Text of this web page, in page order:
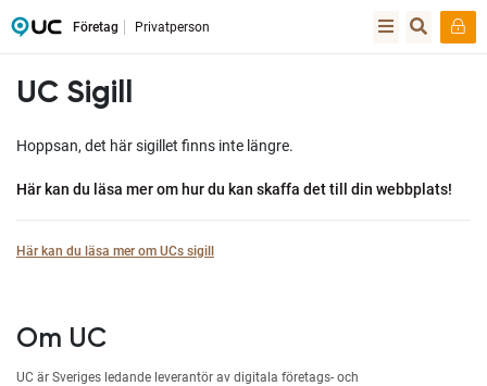
Företag Privatperson
UC Sigill
Hoppsan, det här sigillet finns inte längre.
Här kan du läsa mer om hur du kan skaffa det till din webbplats!
Här kan du läsa mer om UCs sigill
Om UC
UC är Sveriges ledande leverantör av digitala företags- och